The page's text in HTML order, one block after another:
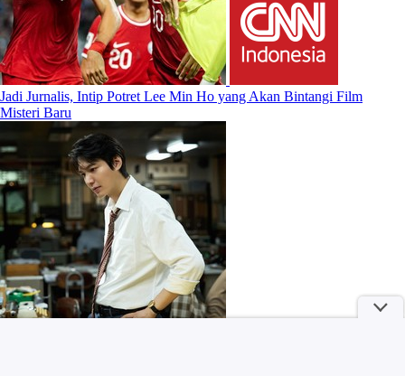
Jadi Jurnalis, Intip Potret Lee Min Ho yang Akan Bintangi Film
Misteri Baru